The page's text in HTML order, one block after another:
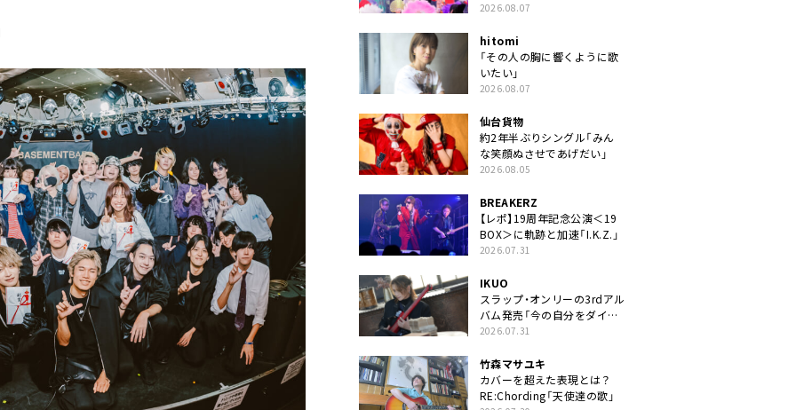
2026.08.07
hitomi
「その人の胸に響くように歌
いたい」
2026.08.07
仙台貨物
約2年半ぶりシングル「みん
な笑顔ぬさせであげだい」
2026.08.05
BREAKERZ
【レポ】19周年記念公演＜19
BOX＞に軌跡と加速「I.K.Z.」
2026.07.31
IKUO
スラップ・オンリーの3rdアル
バム発売「今の自分をダイレ
クトに」
2026.07.31
竹森マサユキ
カバーを超えた表現とは？
RE:Chording「天使達の歌」